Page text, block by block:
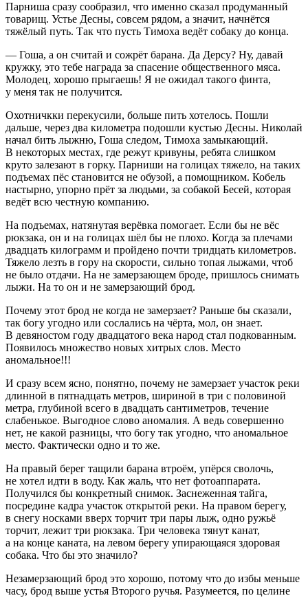
Парниша сразу сообразил, что именно сказал продуманный
товарищ. Устье Десны, совсем рядом, а значит, начнётся
тяжёлый путь. Так что пусть Тимоха ведёт собаку до конца.
— Гоша, а он считай и сожрёт барана. Да Дерсу? Ну, давай
кружку, это тебе награда за спасение общественного мяса.
Молодец, хорошо прыгаешь! Я не ожидал такого финта,
у меня так не получится.
Охотничкки перекусили, больше пить хотелось. Пошли
дальше, через два километра подошли кустью Десны. Николай
начал бить лыжню, Гоша следом, Тимоха замыкающий.
В некоторых местах, где режут кривуны, ребята слишком
круто залезают в горку. Парниши на голицах тяжело, на таких
подъемах пёс становится не обузой, а помощником. Кобель
настырно, упорно прёт за людьми, за собакой Бесей, которая
ведёт всю честную компанию.
На подъемах, натянутая верёвка помогает. Если бы не вёс
рюкзака, он и на голицах шёл бы не плохо. Когда за плечами
двадцать килограмм и пройдено почти тридцать километров.
Тяжело лезть в гору на скорости, сильно топая лыжами, чтоб
не было отдачи. На не замерзающем броде, пришлось снимать
лыжи. На то он и не замерзающий брод.
Почему этот брод не когда не замерзает? Раньше бы сказали,
так богу угодно или сослались на чёрта, мол, он знает.
В девяностом году двадцатого века народ стал подкованным.
Появилось множество новых хитрых слов. Место
аномальное!!!
И сразу всем ясно, понятно, почему не замерзает участок реки
длинной в пятнадцать метров, шириной в три с половиной
метра, глубиной всего в двадцать сантиметров, течение
слабенькое. Выгодное слово аномалия. А ведь совершенно
нет, не какой разницы, что богу так угодно, что аномальное
место. Фактически одно и то же.
На правый берег тащили барана втроём, упёрся сволочь,
не хотел идти в воду. Как жаль, что нет фотоаппарата.
Получился бы конкретный снимок. Заснеженная тайга,
посредине кадра участок открытой реки. На правом берегу,
в снегу носками вверх торчит три пары лыж, одно ружьё
торчит, лежит три рюкзака. Три человека тянут канат,
а на конце каната, на левом берегу упирающаяся здоровая
собака. Что бы это значило?
Незамерзающий брод это хорошо, потому что до избы меньше
часу, брод выше устья Второго ручья. Разумеется, по целине